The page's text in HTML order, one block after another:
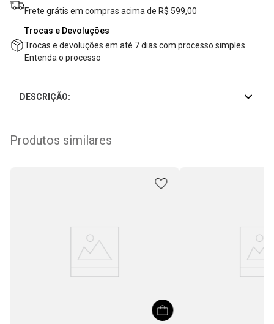
Frete grátis em compras acima de R$ 599,00
Trocas e Devoluções
Trocas e devoluções em até 7 dias com processo simples.
Entenda o processo
DESCRIÇÃO:
Produtos similares